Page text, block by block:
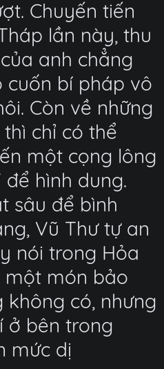
Chuyến tiến
lần này, thu
anh chẳng
cuốn bí pháp vô
Còn về những
chỉ có thể
một cọng lông
hình dung.
sâu để bình
Vũ Thư tự an
nói trong Hỏa
một món bảo
có, nhưng
ở bên trong
mức dị